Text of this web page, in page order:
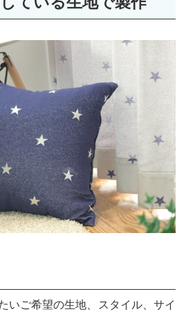
いご希望の生地、スタイル、サイ